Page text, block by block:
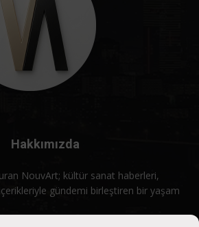
Hakkımızda
NouvArt; kültür sanat haberleri,
gündemi birleştiren bir yaşam